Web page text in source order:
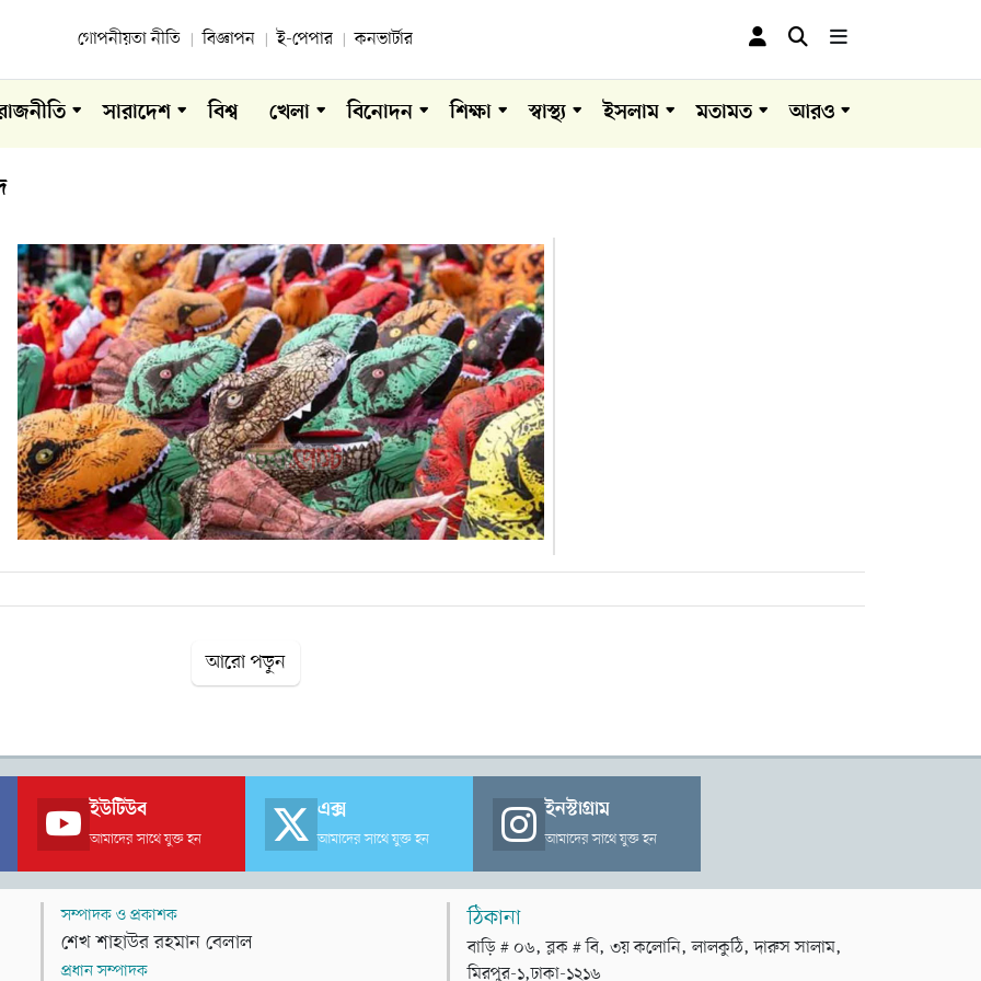
গোপনীয়তা নীতি বিজ্ঞাপন ই-পেপার কনভার্টার
সারাদেশ বিশ্ব খেলা বিনোদন শিক্ষা স্বাস্থ্য ইসলাম মতামত আরও
আরো পড়ুন
ইউটিউব
আমাদের সাথে যুক্ত হন
এক্স
আমাদের সাথে যুক্ত হন
ইনস্টাগ্রাম
আমাদের সাথে যুক্ত হন
সম্পাদক ও প্রকাশক
শেখ শাহাউর রহমান বেলাল
প্রধান সম্পাদক
ঠিকানা
বাড়ি # ০৬, ব্লক # বি, ৩য় কলোনি, লালকুঠি, দারুস সালাম,
মিরপুর-১,ঢাকা-১২১৬